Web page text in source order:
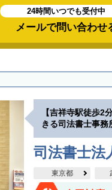
24時間いつでも受付中
メールで問い合わせ
【吉祥寺駅徒歩2
きる司法書士事務
司法書士法
東京都